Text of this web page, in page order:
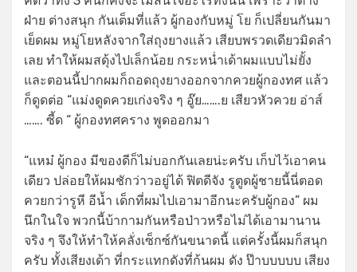
ฝ่าย ต่างสนุก กันเต็มที่แล้ว ผู้กองกับหมู่ โย ก็เปลี่ยนกันมา
เย็ดผม หมู่โยหลังจากใส่ถุงยางแล้ว เสียบพรวดเดียวมิดลำ
เลย ทำให้ผมสดุ้งไปเล็กน้อย กระหน่ำเด้าผมแบบไม่ยั้ง
และตอนนี้ปากผมก็ถอดถุงยางออกจากควยผู้กองทศ แล้ว
ก็ดูดต่อ “แม่งดูดควยเก่งจริง ๆ อู๊ย…….ย เสียวหัวควย อ่าส์
……. ซี้ด “ ผู้กองทศคราง พูดออกมา
“แหม๋ ผู้กอง มีของดีก็ไม่บอกกันเลยน่ะครับ เก็บไว้เอาคน
เดียว ปล่อยให้ผมชักว่าวอยู่ได้ ฟิตดีจัง รูตูดผู้ชายนี้นี่ตอด
ควยกว่ารูหี อีน้ำ เด็กที่ผมไปเอามาอีกนะครับผู้กอง” ผม
นึกในใจ พวกนี้บ้ากามกันหรือป่าวหรือไม่ได้เอามานาน
จริง ๆ จึงให้ทำให้คลั่งเซ็กซ์กันขนาดนี้ แต่ครั้งนี้ผมก็สนุก
ครับ ทั้งเสียงเด้า ที่กระแทกดังที่ก้นผม ดัง ป๊าบบบบบ เสียง